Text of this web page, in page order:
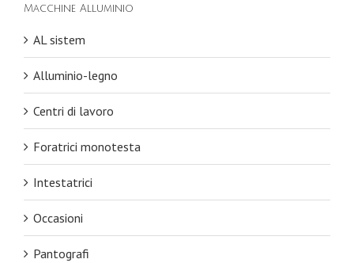
Macchine Alluminio
AL sistem
Alluminio-legno
Centri di lavoro
Foratrici monotesta
Intestatrici
Occasioni
Pantografi